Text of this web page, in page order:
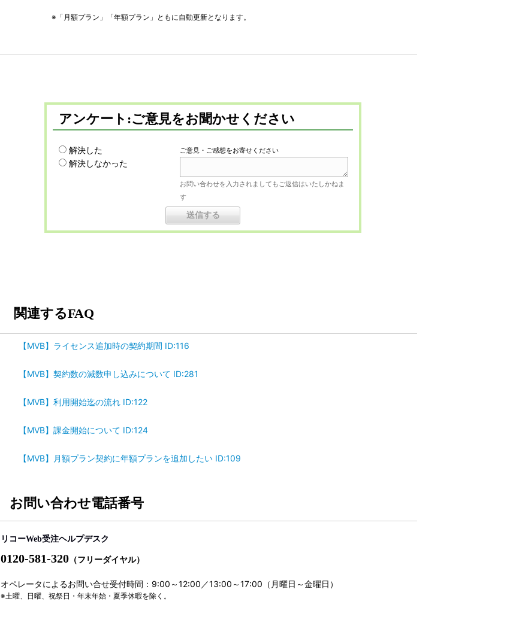
※「月額プラン」「年額プラン」ともに自動更新となります。
アンケート:ご意見をお聞かせください
解決した
解決しなかった
ご意見・ご感想をお寄せください
お問い合わせを入力されましてもご返信はいたしかねま
す
関連するFAQ
【MVB】ライセンス追加時の契約期間 ID:116
【MVB】契約数の減数申し込みについて ID:281
【MVB】利用開始迄の流れ ID:122
【MVB】課金開始について ID:124
【MVB】月額プラン契約に年額プランを追加したい ID:109
お問い合わせ電話番号
リコーWeb受注ヘルプデスク
0120-581-320 （フリーダイヤル）
オペレータによるお問い合せ受付時間：9:00～12:00／13:00～17:00（月曜日～金曜日）
※土曜、日曜、祝祭日・年末年始・夏季休暇を除く。